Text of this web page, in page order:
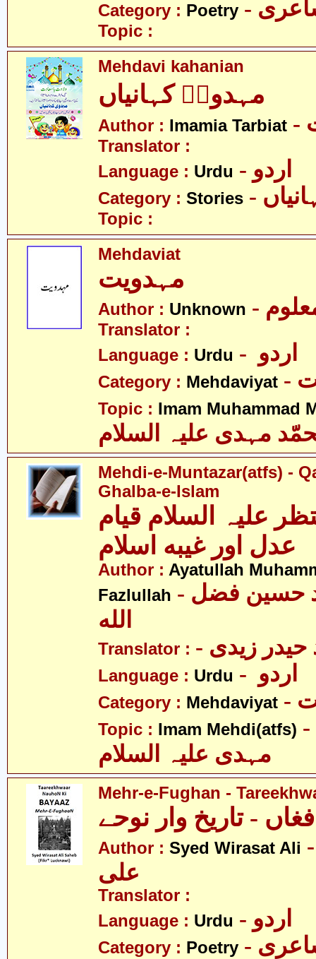
Category : Poetry
Topic :
Mehdavi kahanian
مہدویؑ کہانیاں
Author : Imamia Tarbiat
Translator :
Language : Urdu - اردو
Category : Stories
Topic :
Mehdaviat
Author : Unknown
Translator :
Language : Urdu
Category : Mehdaviyat
Topic : Imam Muhammad
مہدی علیہ السلام
Mehdi-e-Muntazar(atfs) -
Ghalba-e-Islam
علیہ السلام قیام
Author : Ayatullah
Fazlullah - آیت اللہ محمّد حسین فضل
الله
Translator :
Language : Urdu
Category : Mehdaviyat
Topic : Imam Mehdi(atfs) - امام محمّد
مہدی علیہ السلام
Mehr-e-Fughan -
- تاریخ وار نوحے
Author : Syed Wirasat Ali
علی
Translator :
Language : Urdu - اردو
Category : Poetry